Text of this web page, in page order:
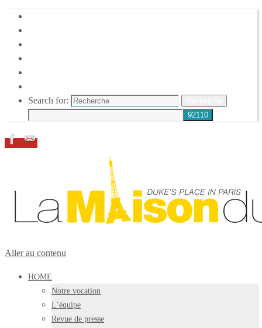
Search for:
Aller au contenu
HOME
Notre vocation
L’équipe
Revue de presse